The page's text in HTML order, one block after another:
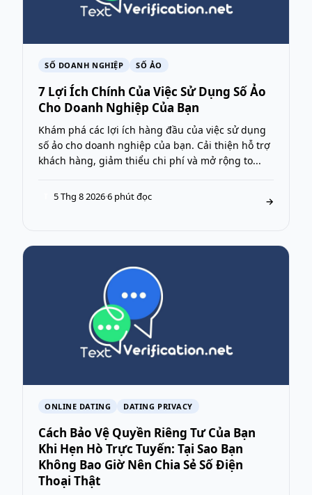
SỐ DOANH NGHIỆP SỐ ẢO
7 Lợi Ích Chính Của Việc Sử Dụng Số Ảo
Cho Doanh Nghiệp Của Bạn
Khám phá các lợi ích hàng đầu của việc sử dụng
số ảo cho doanh nghiệp của bạn. Cải thiện hỗ trợ
khách hàng, giảm thiểu chi phí và mở rộng to...
5 Thg 8 2026·6 phút đọc →
ONLINE DATING DATING PRIVACY
Cách Bảo Vệ Quyền Riêng Tư Của Bạn
Khi Hẹn Hò Trực Tuyến: Tại Sao Bạn
Không Bao Giờ Nên Chia Sẻ Số Điện
Thoại Thật